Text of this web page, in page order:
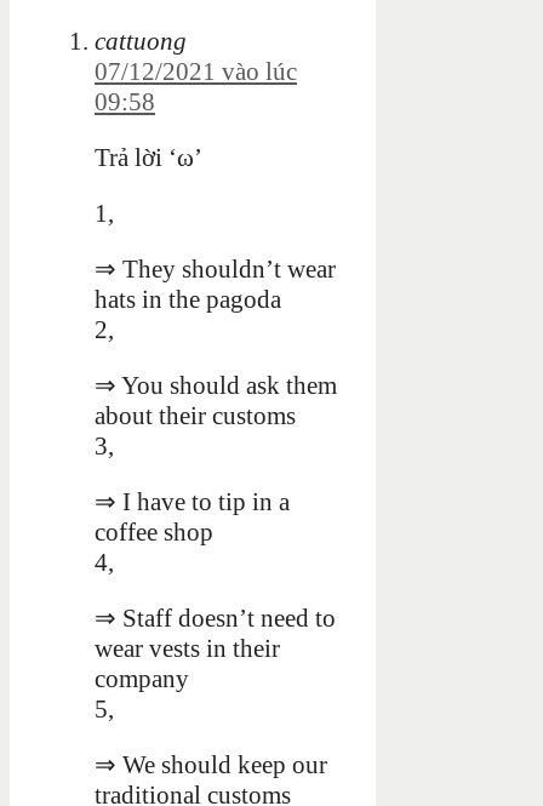
cattuong
07/12/2021 vào lúc
09:58
Trả lời ‘ω’
1,
⇒ They shouldn’t wear
hats in the pagoda
2,
⇒ You should ask them
about their customs
3,
⇒ I have to tip in a
coffee shop
4,
⇒ Staff doesn’t need to
wear vests in their
company
5,
⇒ We should keep our
traditional customs